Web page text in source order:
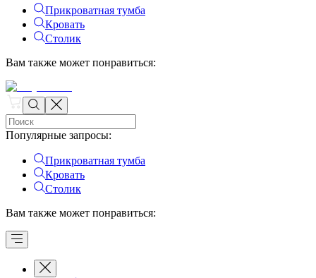
Прикроватная тумба
Кровать
Столик
Вам также может понравиться:
Популярные запросы:
Прикроватная тумба
Кровать
Столик
Вам также может понравиться: